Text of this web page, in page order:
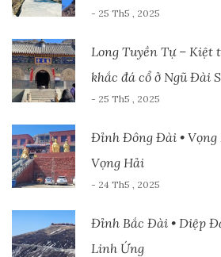
- 25 Th5 , 2025
Long Tuyền Tự – Kiệt
khắc đá cổ ở Ngũ Đài
- 25 Th5 , 2025
Đỉnh Đông Đài • Vọng
Vọng Hải
- 24 Th5 , 2025
Đỉnh Bắc Đài • Diệp
Linh Ứng